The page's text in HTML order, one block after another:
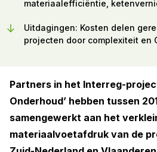
materiaalefficiëntie,
Uitdagingen: Kosten delen
projecten door complexiteit en
Partners in het Interreg-
Onderhoud’ hebben tussen
samengewerkt aan het
materiaalvoetafdruk van de